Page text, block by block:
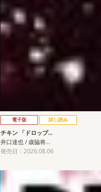
電子版 試し読み
チキン 「ドロップ…
井口達也 / 歳脇将…
発売日：2026.08.06